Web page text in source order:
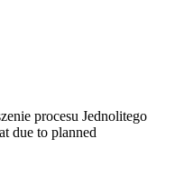
procesu Jednolitego
due to planned